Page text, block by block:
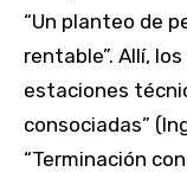
“Un planteo de
rentable”. Allí,
estaciones
consociadas”
“Terminación